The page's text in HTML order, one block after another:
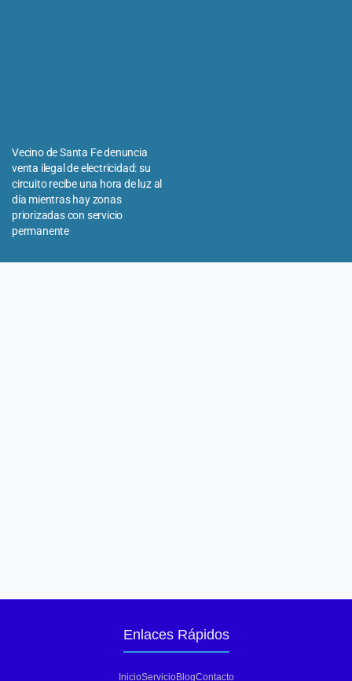
Vecino de Santa Fe denuncia
venta ilegal de electricidad: su
circuito recibe una hora de luz al
día mientras hay zonas
priorizadas con servicio
permanente
Enlaces Rápidos
InicioServicioBlogContacto